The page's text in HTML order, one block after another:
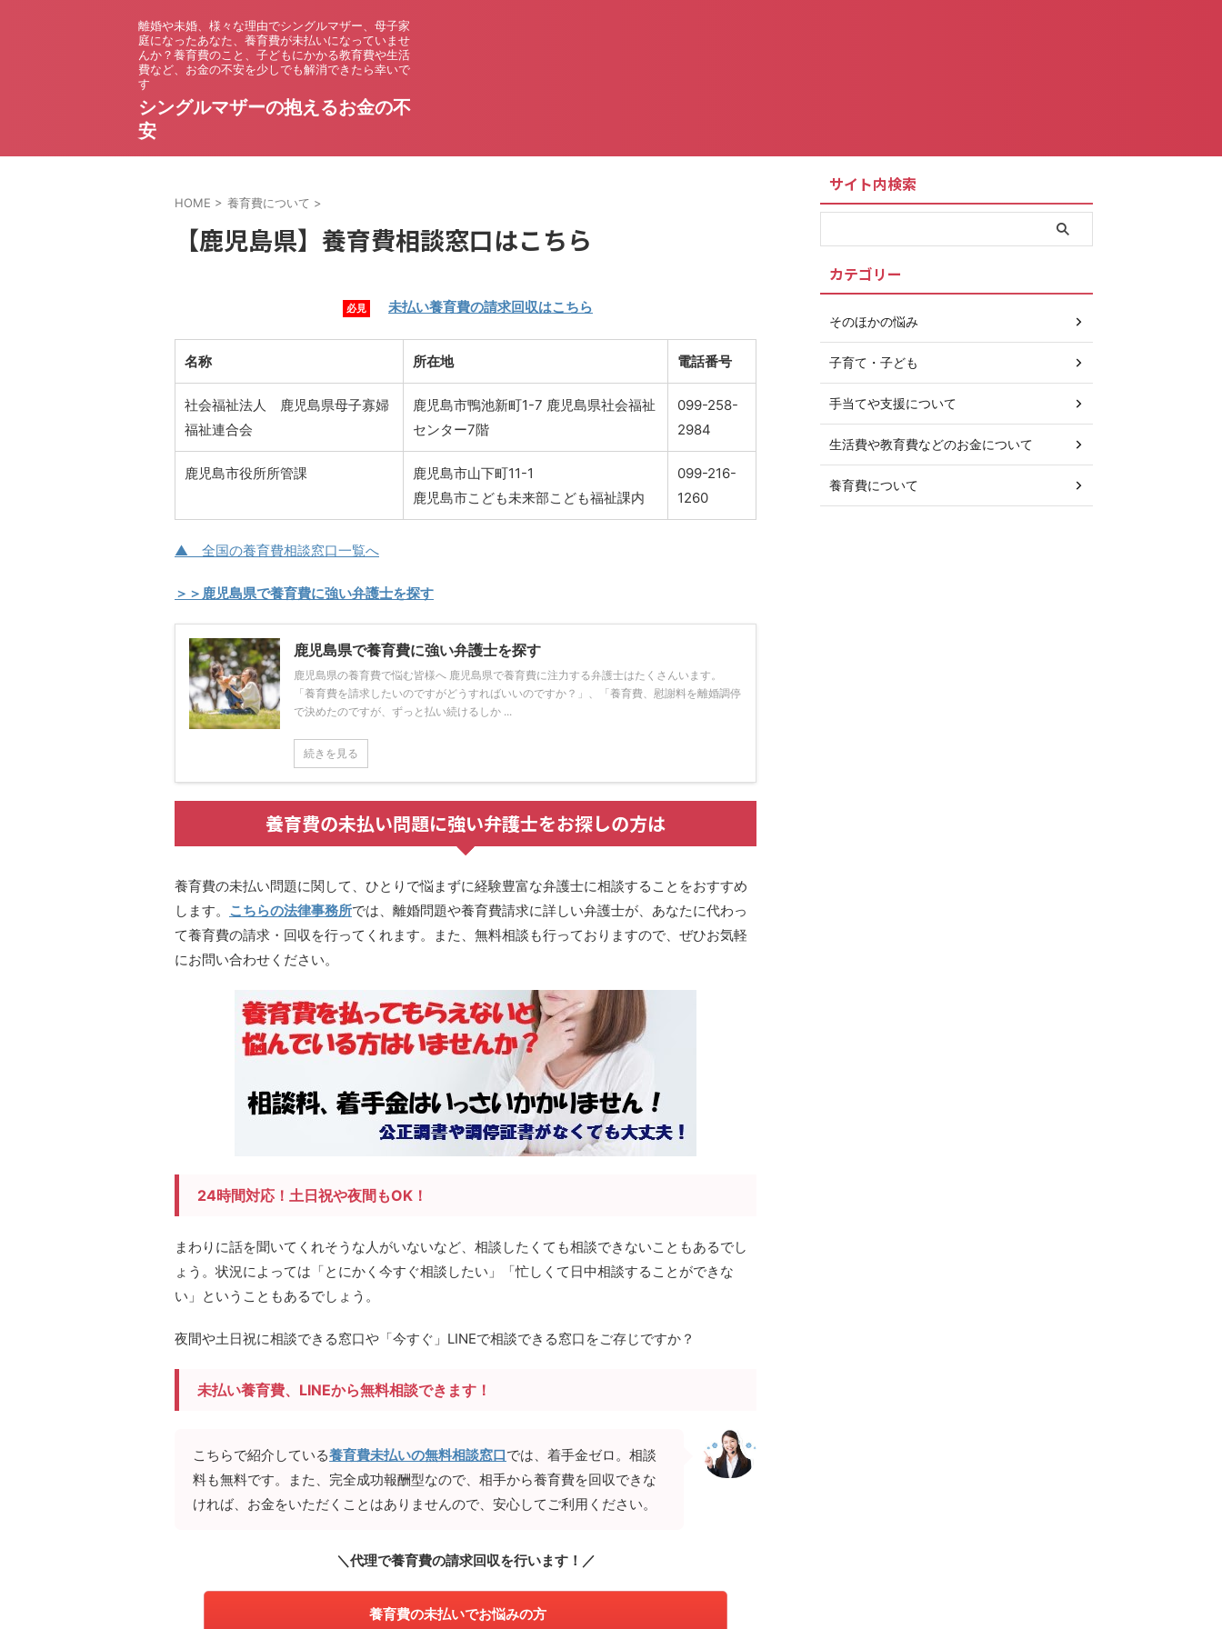
離婚や未婚、様々な理由でシングルマザー、母子家
庭になったあなた、養育費が未払いになっていませ
んか？養育費のこと、子どもにかかる教育費や生活
費など、お金の不安を少しでも解消できたら幸いで
す
シングルマザーの抱えるお金の不
安
HOME > 養育費について >
【鹿児島県】養育費相談窓口はこちら
必見 未払い養育費の請求回収はこちら
名称 所在地 電話番号
社会福祉法人 鹿児島県母子寡婦
福祉連合会
鹿児島市鴨池新町1-7 鹿児島県社会福祉
センター7階
099-258-
2984
鹿児島市役所所管課
鹿児島市山下町11-1
鹿児島市こども未来部こども福祉課内
099-216-
1260
▲ 全国の養育費相談窓口一覧へ
＞＞鹿児島県で養育費に強い弁護士を探す
鹿児島県で養育費に強い弁護士を探す
鹿児島県の養育費で悩む皆様へ 鹿児島県で養育費に注力する弁護士はたくさんいます。
「養育費を請求したいのですがどうすればいいのですか？」、「養育費、慰謝料を離婚調停
で決めたのですが、ずっと払い続けるしか ...
続きを見る
養育費の未払い問題に強い弁護士をお探しの方は
養育費の未払い問題に関して、ひとりで悩まずに経験豊富な弁護士に相談することをおすすめ
します。 こちらの法律事務所では、離婚問題や養育費請求に詳しい弁護士が、あなたに代わっ
て養育費の請求・回収を行ってくれます。また、無料相談も行っておりますので、ぜひお気軽
にお問い合わせください。
24時間対応！土日祝や夜間もOK！
まわりに話を聞いてくれそうな人がいないなど、相談したくても相談できないこともあるでし
ょう。状況によっては「とにかく今すぐ相談したい」「忙しくて日中相談することができな
い」ということもあるでしょう。
夜間や土日祝に相談できる窓口や「今すぐ」LINEで相談できる窓口をご存じですか？
未払い養育費、LINEから無料相談できます！
こちらで紹介している養育費未払いの無料相談窓口では、着手金ゼロ。相談
料も無料です。また、完全成功報酬型なので、相手から養育費を回収できな
ければ、お金をいただくことはありませんので、安心してご利用ください。
＼代理で養育費の請求回収を行います！／
養育費の未払いでお悩みの方
サイト内検索
カテゴリー
そのほかの悩み
子育て・子ども
手当てや支援について
生活費や教育費などのお金について
養育費について